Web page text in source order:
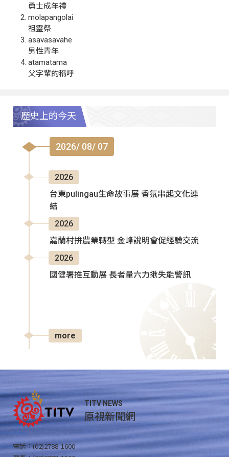
勇士成年禮
molapangolai
祖靈祭
asavasavahe
男性青年
atamatama
父字輩的稱呼
歷史上的今天
2026/ 08/ 07
2026
台東pulingau生命故事展 香氛串起文化連
結
2026
嘉蘭村拚農業轉型 金峰說明會促經驗交流
2026
國健署推互動展 長者量六力揪失能警訊
more
TITV NEWS
原視新聞網
電話：(02)2788-1600